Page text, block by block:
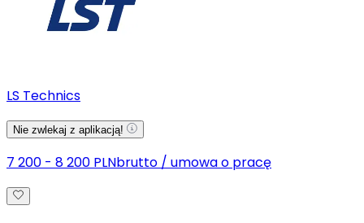
LS Technics
Nie zwlekaj z aplikacją!
7 200 - 8 200 PLNbrutto / umowa o pracę